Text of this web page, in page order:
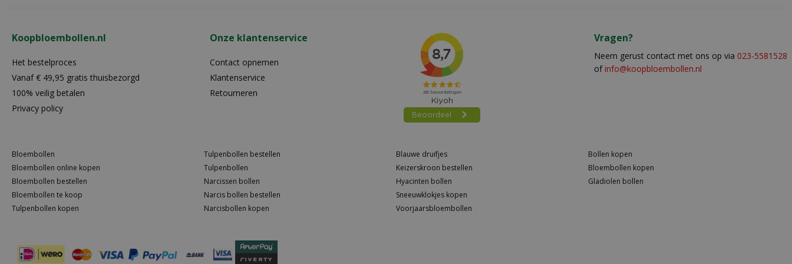
Koopbloembollen.nl
Het bestelproces
Vanaf € 49,95 gratis thuisbezorgd
100% veilig betalen
Privacy policy
Onze klantenservice
Contact opnemen
Klantenservice
Retourneren
Vragen?
Neem gerust contact met ons op via 023-5581528
of info@koopbloembollen.nl
Bloembollen
Bloembollen online kopen
Bloembollen bestellen
Bloembollen te koop
Tulpenbollen kopen
Tulpenbollen bestellen
Tulpenbollen
Narcissen bollen
Narcis bollen bestellen
Narcisbollen kopen
Blauwe druifjes
Keizerskroon bestellen
Hyacinten bollen
Sneeuwklokjes kopen
Voorjaarsbloembollen
Bollen kopen
Bloembollen kopen
Gladiolen bollen